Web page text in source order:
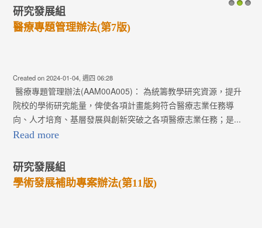
研究發展組
醫療專題管理辦法(第7版)
Created on 2024-01-04, 週四 06:28
醫療專題管理辦法(AAM00A005)： 為統籌教學研究資源，提升
院校的學術研究能量，俾使各項計畫能夠符合醫療志業任務導
向、人才培育、基層發展與創新突破之各項醫療志業任務；是...
Read more
研究發展組
學術發展補助專案辦法(第11版)